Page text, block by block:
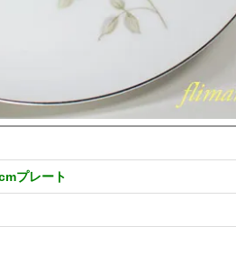
プレート